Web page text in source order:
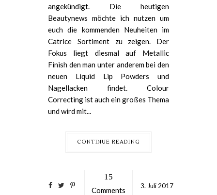
angekündigt. Die heutigen
Beautynews möchte ich nutzen um
euch die kommenden Neuheiten im
Catrice Sortiment zu zeigen. Der
Fokus liegt diesmal auf Metallic
Finish den man unter anderem bei den
neuen Liquid Lip Powders und
Nagellacken findet. Colour
Correcting ist auch ein großes Thema
und wird mit...
CONTINUE READING
15
Comments 3. Juli 2017